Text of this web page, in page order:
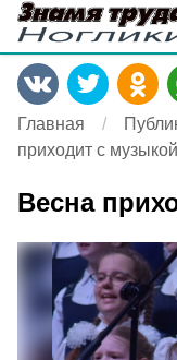
Главная
приходит с музыкой
Весна